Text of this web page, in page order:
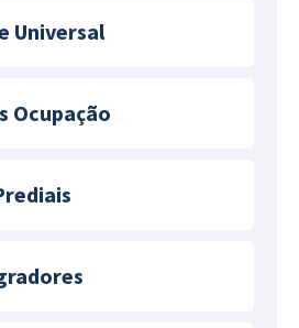
Universal
Ocupação